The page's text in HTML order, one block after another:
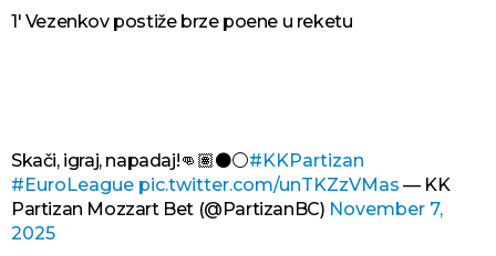
1' Vezenkov postiže brze poene u reketu
Skači, igraj, napadaj!👊🏽⚫️⚪️#KKPartizan
#EuroLeague pic.twitter.com/unTKZzVMas — KK
Partizan Mozzart Bet (@PartizanBC) November 7,
2025